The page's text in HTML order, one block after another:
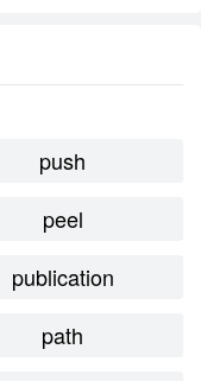
push
peel
publication
path